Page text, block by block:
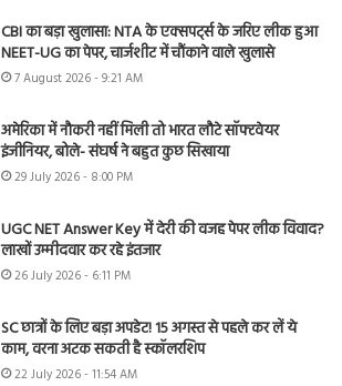
CBI का बड़ा खुलासा: NTA के एक्सपर्ट्स के जरिए लीक हुआ
NEET-UG का पेपर, चार्जशीट में चौंकाने वाले खुलासे
7 August 2026 - 9:21 AM
अमेरिका में नौकरी नहीं मिली तो भारत लौटे सॉफ्टवेयर
इंजीनियर, बोले- संघर्ष ने बहुत कुछ सिखाया
29 July 2026 - 8:00 PM
UGC NET Answer Key में देरी की वजह पेपर लीक विवाद?
लाखों उम्मीदवार कर रहे इंतजार
26 July 2026 - 6:11 PM
SC छात्रों के लिए बड़ा अपडेट! 15 अगस्त से पहले कर लें ये
काम, वरना अटक सकती है स्कॉलरशिप
22 July 2026 - 11:54 AM